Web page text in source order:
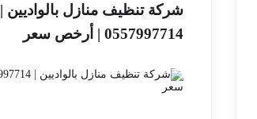
شركة تنظيف منازل بالواديين |
0557997714 | أرخص سعر